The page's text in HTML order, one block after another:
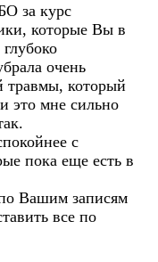
за курс
которые Вы в
очень
травмы, который
это мне сильно
с
пока еще есть в
Вашим записям
все по